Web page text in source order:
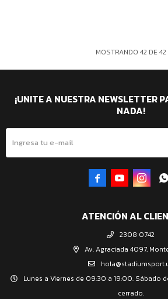
MOSTRANDO 42 DE42
ATENCIÓN AL
2308 0742
Av. Agraciada 4097,
Lunes a Viernes de 09:30 a 19:00. Sábado
cerrado.
¡UNITE A NUESTRA NEWSLETTER
NADA!
   